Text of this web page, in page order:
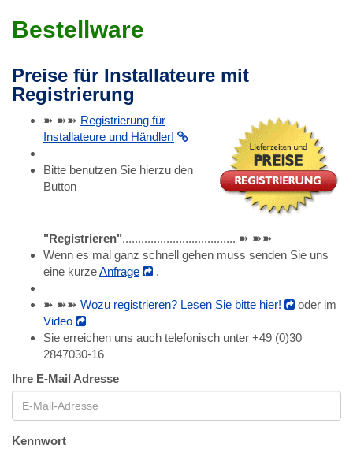
Bestellware
Preise für Installateure mit
Registrierung
➽ ➽➽ Registrierung für
Installateure und Händler!
Bitte benutzen Sie hierzu den
Button
"Registrieren".................................... ➽ ➽➽
Wenn es mal ganz schnell gehen muss senden Sie uns
eine kurzeAnfrage .
➽ ➽➽ Wozu registrieren? Lesen Sie bitte hier!
oder im
Video
Sie erreichen uns auch telefonisch unter +49 (0)30
2847030-16
Ihre E-Mail Adresse
Kennwort